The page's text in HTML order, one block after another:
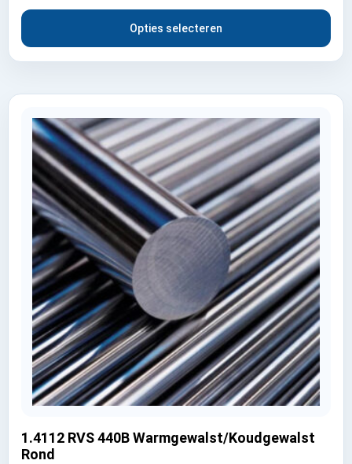
Opties selecteren
1.4112 RVS 440B Warmgewalst/Koudgewalst
Rond